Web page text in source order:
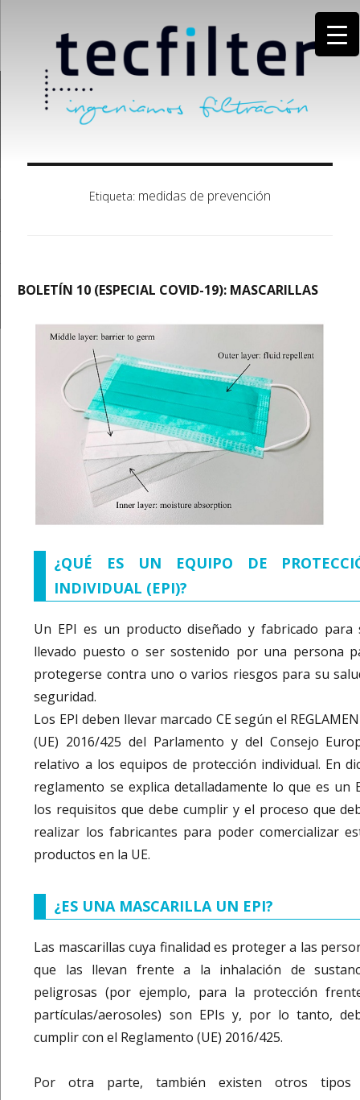
Etiqueta: medidas de prevención
BOLETÍN 10 (ESPECIAL COVID-19): MASCARILLAS
¿QUÉ ES UN EQUIPO DE
INDIVIDUAL (EPI)?
Un EPI es un producto diseñado y fabricado para
llevado puesto o ser sostenido por una persona
protegerse contra uno o varios riesgos para su
seguridad.
Los EPI deben llevar marcado CE según el
(UE) 2016/425 del Parlamento y del Consejo
relativo a los equipos de protección individual. En
reglamento se explica detalladamente lo que es un
los requisitos que debe cumplir y el proceso que
realizar los fabricantes para poder comercializar
productos en la UE.
¿ES UNA MASCARILLA UN EPI?
Las mascarillas cuya finalidad es proteger a las
que las llevan frente a la inhalación de
peligrosas (por ejemplo, para la protección
partículas/aerosoles) son EPIs y, por lo tanto,
cumplir con el Reglamento (UE) 2016/425.
Por otra parte, también existen otros tipos